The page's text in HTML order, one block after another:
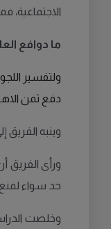
الاجتماعية،
ما دوافع
ولتفسير
دفع ثمن
وينبه الفريق
ورأى الفريق
حد سواء